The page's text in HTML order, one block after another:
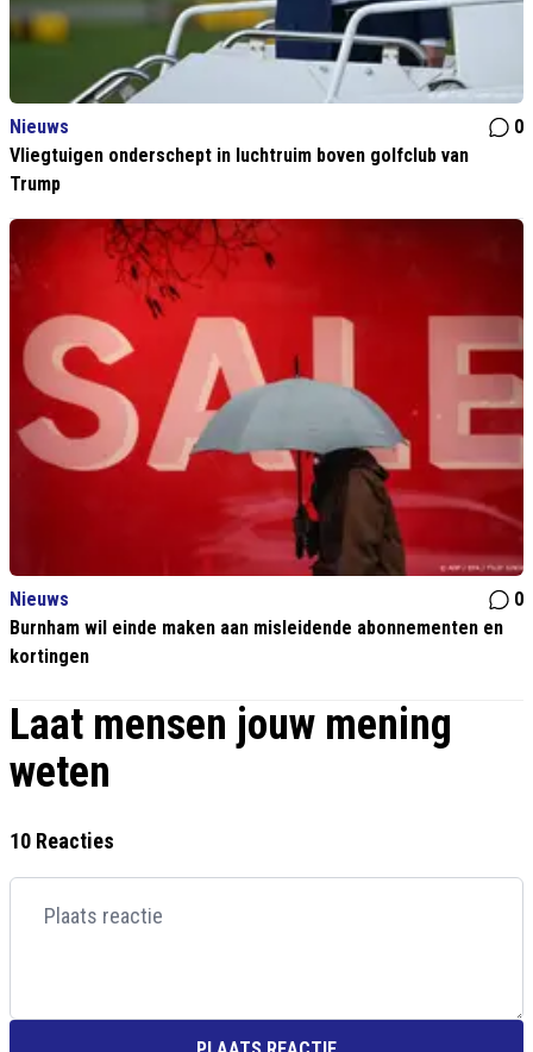
Nieuws
0
Vliegtuigen onderschept in luchtruim boven golfclub van
Trump
Nieuws
0
Burnham wil einde maken aan misleidende abonnementen en
kortingen
Laat mensen jouw mening
weten
10 Reacties